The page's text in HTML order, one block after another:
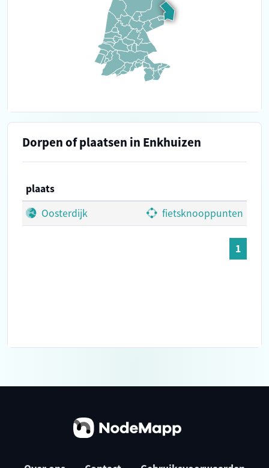
Dorpen of plaatsen in Enkhuizen
plaats
Oosterdijk
fietsknooppunten
1